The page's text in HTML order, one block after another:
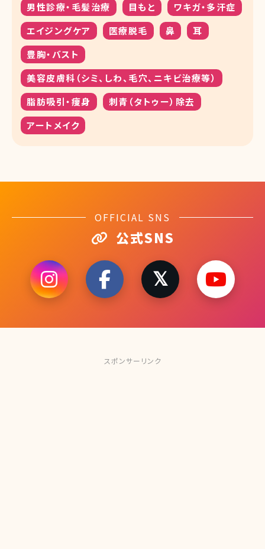
男性診療・毛髪治療
目もと
ワキガ・多汗症
エイジングケア
医療脱毛 鼻
耳
豊胸・バスト
美容皮膚科（シミ、しわ、毛穴、ニキビ治療等）
脂肪吸引・痩身
刺青（タトゥー）除去
アートメイク
OFFICIAL SNS
公式SNS
スポンサーリンク